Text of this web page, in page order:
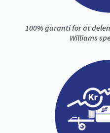
100% garanti for at
Williams